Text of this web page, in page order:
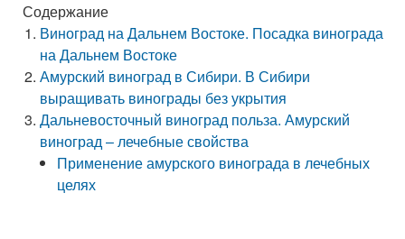
Содержание
Виноград на Дальнем Востоке. Посадка винограда
на Дальнем Востоке
Амурский виноград в Сибири. В Сибири
выращивать винограды без укрытия
Дальневосточный виноград польза. Амурский
виноград – лечебные свойства
Применение амурского винограда в лечебных
целях